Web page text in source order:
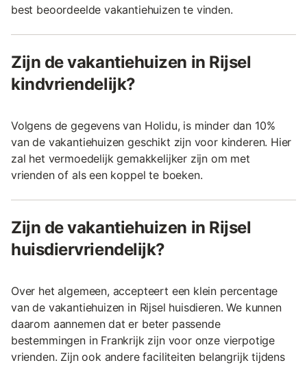
best beoordeelde vakantiehuizen te vinden.
Zijn de vakantiehuizen in Rijsel
kindvriendelijk?
Volgens de gegevens van Holidu, is minder dan 10%
van de vakantiehuizen geschikt zijn voor kinderen. Hier
zal het vermoedelijk gemakkelijker zijn om met
vrienden of als een koppel te boeken.
Zijn de vakantiehuizen in Rijsel
huisdiervriendelijk?
Over het algemeen, accepteert een klein percentage
van de vakantiehuizen in Rijsel huisdieren. We kunnen
daarom aannemen dat er beter passende
bestemmingen in Frankrijk zijn voor onze vierpotige
vrienden. Zijn ook andere faciliteiten belangrijk tijdens